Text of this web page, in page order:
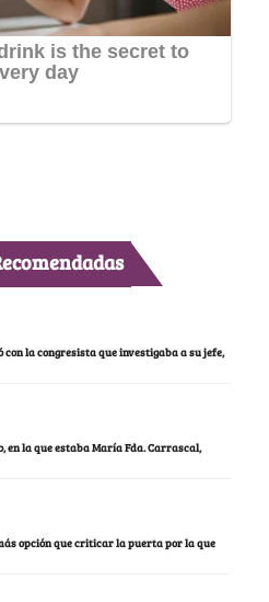
con la congresista que investigaba a su jefe,
en la que estaba María Fda. Carrascal,
opción que criticar la puerta por la que